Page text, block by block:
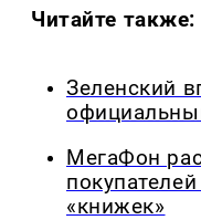
Читайте также:
Зеленский
МегаФон
«книжек»